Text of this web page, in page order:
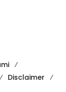
Disclaimer